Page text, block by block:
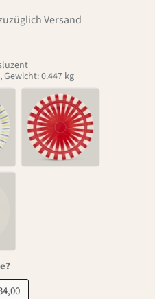
Versand
Gewicht: 0.447 kg
€ 34,00